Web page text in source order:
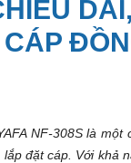
NF-308S là
đặt cáp. Với khả